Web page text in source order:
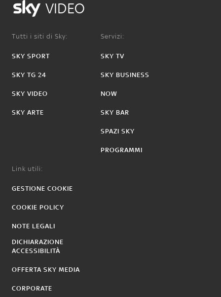
VIDEO
Tutti i siti di Sky:
SKY SPORT
SKY TG 24
SKY VIDEO
SKY ARTE
Servizi:
SKY TV
SKY BUSINESS
NOW
SKY BAR
SPAZI SKY
PROGRAMMI
Link utili:
GESTIONE COOKIE
COOKIE POLICY
NOTE LEGALI
DICHIARAZIONE
ACCESSIBILITÀ
OFFERTA SKY MEDIA
CORPORATE